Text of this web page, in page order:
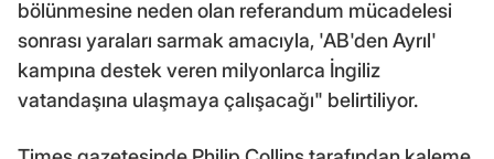
bölünmesine neden olan referandum mücadelesi
sonrası yaraları sarmak amacıyla, 'AB'den Ayrıl'
kampına destek veren milyonlarca İngiliz
vatandaşına ulaşmaya çalışacağı" belirtiliyor.